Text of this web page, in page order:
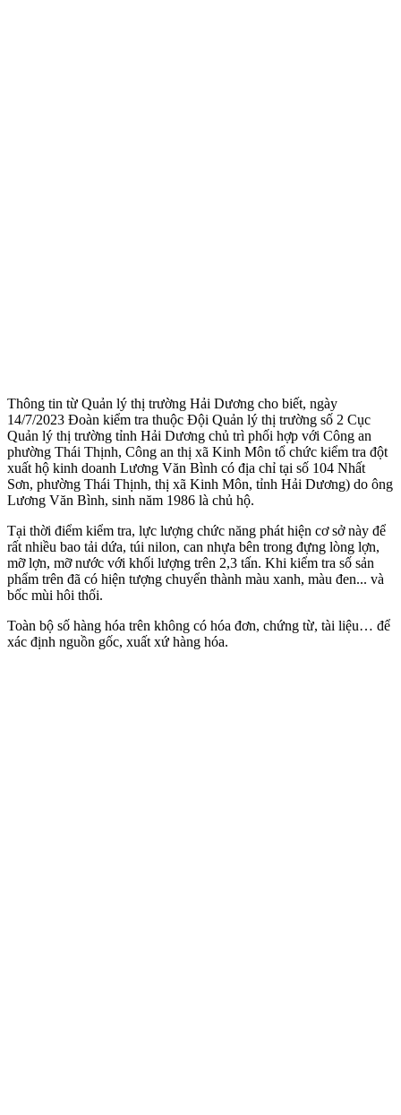
Thông tin từ Quản lý thị trường Hải Dương cho biết, ngày
14/7/2023 Đoàn kiểm tra thuộc Đội Quản lý thị trường số 2 Cục
Quản lý thị trường tỉnh Hải Dương chủ trì phối hợp với Công an
phường Thái Thịnh, Công an thị xã Kinh Môn tổ chức kiểm tra đột
xuất hộ kinh doanh Lương Văn Bình có địa chỉ tại số 104 Nhất
Sơn, phường Thái Thịnh, thị xã Kinh Môn, tỉnh Hải Dương) do ông
Lương Văn Bình, sinh năm 1986 là chủ hộ.
Tại thời điểm kiểm tra, lực lượng chức năng phát hiện cơ sở này để
rất nhiều bao tải dứa, túi nilon, can nhựa bên trong đựng lòng lợn,
mỡ lợn, mỡ nước với khối lượng trên 2,3 tấn. Khi kiểm tra số sản
phẩm trên đã có hiện tượng chuyển thành màu xanh, màu đen... và
bốc mùi hôi thối.
Toàn bộ số hàng hóa trên không có hóa đơn, chứng từ, tài liệu… để
xác định nguồn gốc, xuất xứ hàng hóa.